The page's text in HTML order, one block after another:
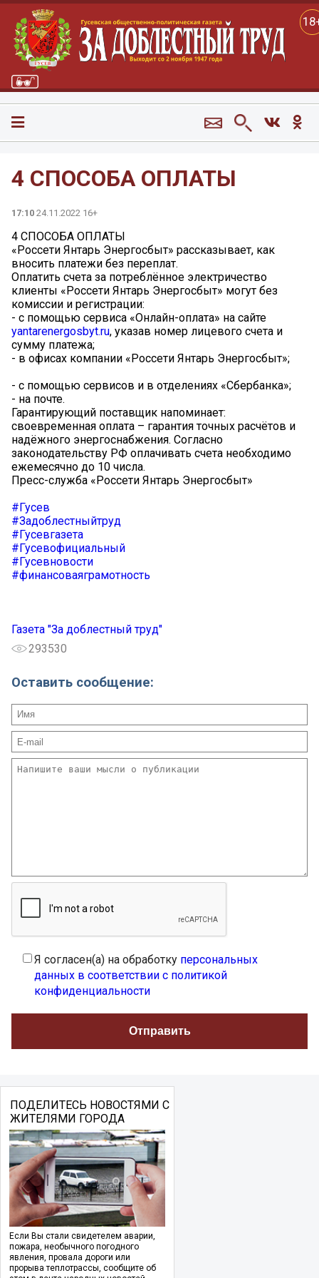
4 СПОСОБА ОПЛАТЫ
17:10 24.11.2022 16+
4 СПОСОБА ОПЛАТЫ
«Россети Янтарь Энергосбыт» рассказывает, как
вносить платежи без переплат.
Оплатить счета за потреблённое электричество
клиенты «Россети Янтарь Энергосбыт» могут без
комиссии и регистрации:
- с помощью сервиса «Онлайн-оплата» на сайте
yantarenergosbyt.ru, указав номер лицевого счета и
сумму платежа;
- в офисах компании «Россети Янтарь Энергосбыт»;
- с помощью сервисов и в отделениях «Сбербанка»;
- на почте.
Гарантирующий поставщик напоминает:
своевременная оплата – гарантия точных расчётов и
надёжного энергоснабжения. Согласно
законодательству РФ оплачивать счета необходимо
ежемесячно до 10 числа.
Пресс-служба «Россети Янтарь Энергосбыт»
#Гусев
#Задоблестныйтруд
#Гусевгазета
#Гусевофициальный
#Гусевновости
#финансоваяграмотность
Газета "За доблестный труд"
293530
Оставить сообщение:
Я согласен(а) на обработку персональных
данных в соответствии с политикой
конфиденциальности
ПОДЕЛИТЕСЬ НОВОСТЯМИ С
ЖИТЕЛЯМИ ГОРОДА
Если Вы стали свидетелем аварии,
пожара, необычного погодного
явления, провала дороги или
прорыва теплотрассы, сообщите об